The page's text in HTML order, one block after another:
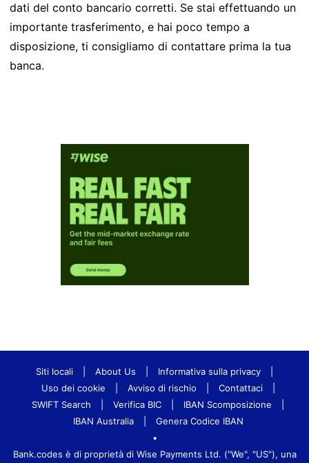
dati del conto bancario corretti. Se stai effettuando un
importante trasferimento, e hai poco tempo a
disposizione, ti consigliamo di contattare prima la tua
banca.
Siti locali About Us Informativa sulla privacy
Uso dei cookie
Avviso di rischio Contattaci
SWIFT Search
Verifica BIC IBAN Scomposizione
IBAN Australia
Genera Codice IBAN
•
Bank.codes è di proprietà di Wise Payments Ltd. ("We", "US"), una